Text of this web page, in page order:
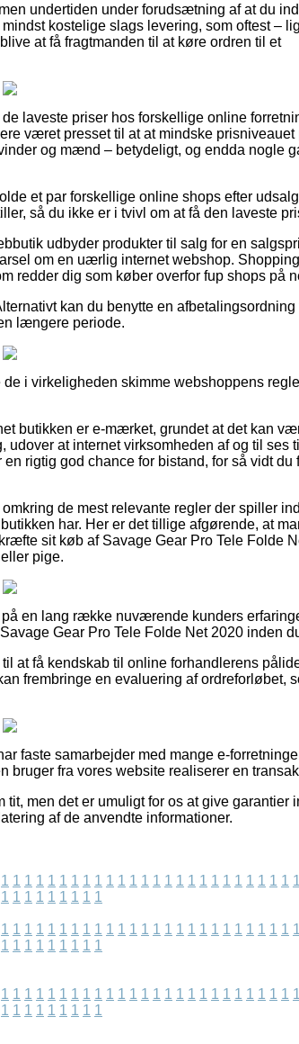
undertiden under forudsætning af at du
kostelige slags levering, som oftest –
at få fragtmanden til at køre ordren til et
laveste priser hos forskellige online
været presset til at at mindske prisniveauet
og mænd – betydeligt, og endda nogle
et par forskellige online shops efter
så du ikke er i tvivl om at få den laveste
udbyder produkter til salg for en
om en uærlig internet webshop.
redder dig som køber overfor fup shops på
kan du benytte en afbetalingsordning
længere periode.
i virkeligheden skimme webshoppens
butikken er e-mærket, grundet at det kan
at internet virksomheden af og til ses
rigtig god chance for bistand, for så vidt du
de mest relevante regler der spiller
har. Her er det tillige afgørende, at
sit køb af Savage Gear Pro Tele Folde
pige.
en lang række nuværende kunders
Gear Pro Tele Folde Net 2020 inden
at få kendskab til online forhandlerens
frembringe en evaluering af ordreforløbet,
faste samarbejder med mange e-
bruger fra vores website realiserer en
men det er umuligt for os at give garantier
af de anvendte informationer.
1 1 1 1 1 1 1 1 1 1 1 1 1 1 1 1 1 1 1 1 1 1 1 1 1 1
1 1 1 1 1 1 1 1 1
1 1 1 1 1 1 1 1 1 1 1 1 1 1 1 1 1 1 1 1 1 1 1 1 1 1
1 1 1 1 1 1 1 1 1
1 1 1 1 1 1 1 1 1 1 1 1 1 1 1 1 1 1 1 1 1 1 1 1 1 1
1 1 1 1 1 1 1 1 1